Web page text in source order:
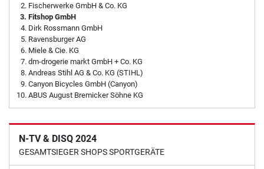
Fischerwerke GmbH & Co. KG
Fitshop GmbH
Dirk Rossmann GmbH
Ravensburger AG
Miele & Cie. KG
dm-drogerie markt GmbH + Co. KG
Andreas Stihl AG & Co. KG (STIHL)
Canyon Bicycles GmbH (Canyon)
ABUS August Bremicker Söhne KG
N-TV & DISQ 2024
GESAMTSIEGER SHOPS SPORTGERÄTE